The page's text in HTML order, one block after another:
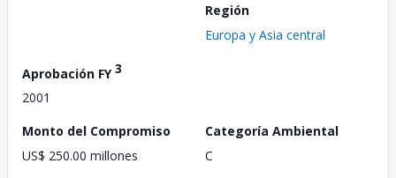
Región
Europa y Asia central
Aprobación FY3
2001
Monto del Compromiso
US$ 250.00 millones
Categoría Ambiental
C